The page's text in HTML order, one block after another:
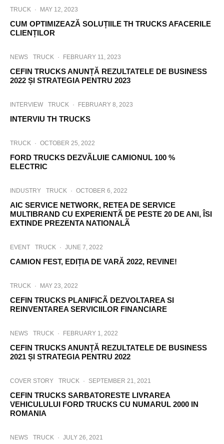
TRUCK · MAY 12, 2023
CUM OPTIMIZEAZĂ SOLUȚIILE TH TRUCKS AFACERILE
CLIENȚILOR
NEWS TRUCK · FEBRUARY 11, 2023
CEFIN TRUCKS ANUNȚĂ REZULTATELE DE BUSINESS
2022 ȘI STRATEGIA PENTRU 2023
INTERVIEW TRUCK · FEBRUARY 8, 2023
INTERVIU TH TRUCKS
TRUCK · OCTOBER 25, 2022
FORD TRUCKS DEZVÃLUIE CAMIONUL 100 %
ELECTRIC
INDUSTRY TRUCK · OCTOBER 6, 2022
AIC SERVICE NETWORK, RETEA DE SERVICE
MULTIBRAND CU EXPERIENTÃ DE PESTE 20 DE ANI, ÎSI
EXTINDE PREZENTA NATIONALÃ
EVENT TRUCK · JUNE 7, 2022
CAMION FEST, EDIȚIA DE VARĂ 2022, REVINE!
TRUCK · MAY 23, 2022
CEFIN TRUCKS PLANIFICÃ DEZVOLTAREA SI
REINVENTAREA SERVICIILOR FINANCIARE
NEWS TRUCK · FEBRUARY 1, 2022
CEFIN TRUCKS ANUNȚĂ REZULTATELE DE BUSINESS
2021 ȘI STRATEGIA PENTRU 2022
COVER STORY TRUCK · SEPTEMBER 21, 2021
CEFIN TRUCKS SARBATORESTE LIVRAREA
VEHICULULUI FORD TRUCKS CU NUMARUL 2000 IN
ROMANIA
NEWS TRUCK · JULY 26, 2021